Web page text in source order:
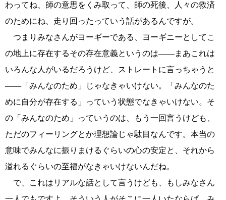
わってね、師の意思をくみ取って、師の死後、人々の救済
のためにね、走り回ったっていう話があるんですが。
つまりみなさんがヨーギーである、ヨーギニーとしてこ
の地上に存在するその存在意義というのは――まあこれは
いろんな人がいるだろうけど、ストレートに言っちゃうと
――「みんなのため」じゃなきゃいけない。「みんなのた
めに自分が存在する」っていう状態でなきゃいけない。そ
の「みんなのため」っていうのは、もう一回言うけども、
ただのフィーリングとか理想論じゃ駄目なんです。本当の
意味でみんなに振りまけるぐらいの心の安定と、それから
溢れるぐらいの至福がなきゃいけないんだね。
で、これはリアルな話として言うけども、もしみなさん